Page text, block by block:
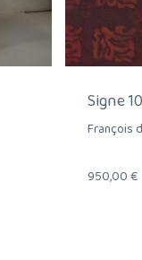
Signe 10
François
950,00€